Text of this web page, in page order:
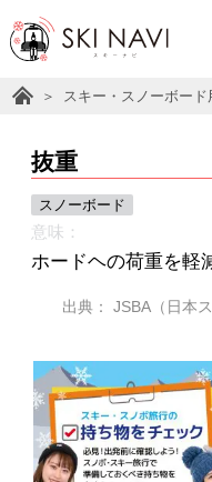
スキー・スノーボード
抜重
スノーボード
意味：
ホードヘの荷重を軽
出典： JSBA（日本